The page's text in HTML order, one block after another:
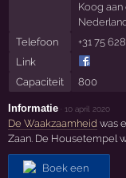
Koog aan
Telefoon +31 75
Link
Capaciteit
800
Informatie ·10 april 2020
De Waakzaamheid was
Zaan. De Housetempel